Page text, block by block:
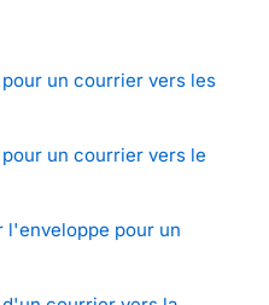
un courrier vers les
un courrier vers le
l'enveloppe pour un